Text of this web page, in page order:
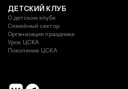
ДЕТСКИЙ КЛУБ
О детском клубе
Семейный сектор
Организация праздника
Урок ЦСКА
Поколение ЦСКА